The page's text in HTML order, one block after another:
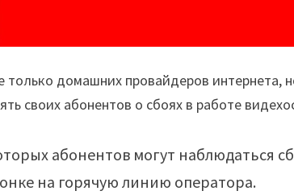
только домашних провайдеров
своих абонентов о сбоях в работе
абонентов могут наблюдаться
на горячую линию оператора.